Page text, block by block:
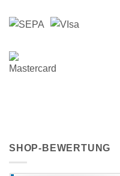
SHOP-BEWERTUNG